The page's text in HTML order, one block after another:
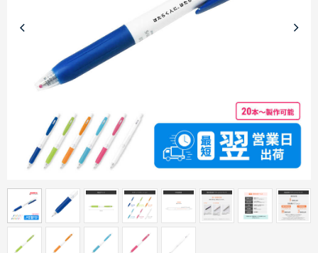
ターゲットから探す
イベントから探す
印刷色から探す
サイトメニュー